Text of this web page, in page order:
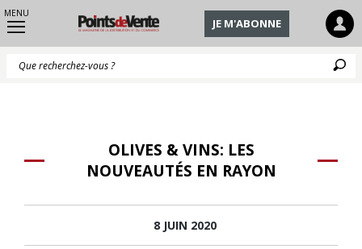
MENU
JE M'ABONNE
OLIVES & VINS: LES
NOUVEAUTÉS EN RAYON
8 JUIN 2020